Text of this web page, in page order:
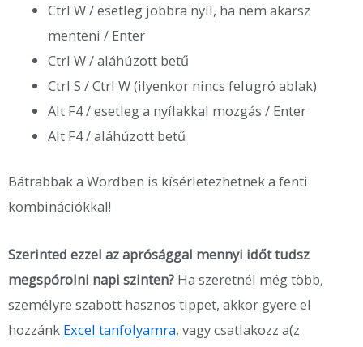
Ctrl W / esetleg jobbra nyíl, ha nem akarsz
menteni / Enter
Ctrl W / aláhúzott betű
Ctrl S / Ctrl W (ilyenkor nincs felugró ablak)
Alt F4 / esetleg a nyílakkal mozgás / Enter
Alt F4 / aláhúzott betű
Bátrabbak a Wordben is kísérletezhetnek a fenti
kombinációkkal!
Szerinted ezzel az aprósággal mennyi időt tudsz
megspórolni napi szinten? Ha szeretnél még több,
személyre szabott hasznos tippet, akkor gyere el
hozzánk Excel tanfolyamra, vagy csatlakozz a(z